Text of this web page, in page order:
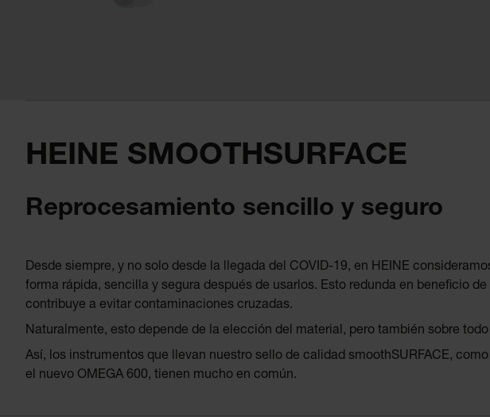
HEINE SMOOTHSURFACE
Reprocesamiento sencillo y seguro
Desde siempre, y no solo desde la llegada del COVID-19, en HEINE
forma rápida, sencilla y segura después de usarlos. Esto redunda en beneficio
contribuye a evitar contaminaciones cruzadas.
Naturalmente, esto depende de la elección del material, pero también sobre
Así, los instrumentos que llevan nuestro sello de calidad smoothSURFACE,
el nuevo OMEGA 600, tienen mucho en común.